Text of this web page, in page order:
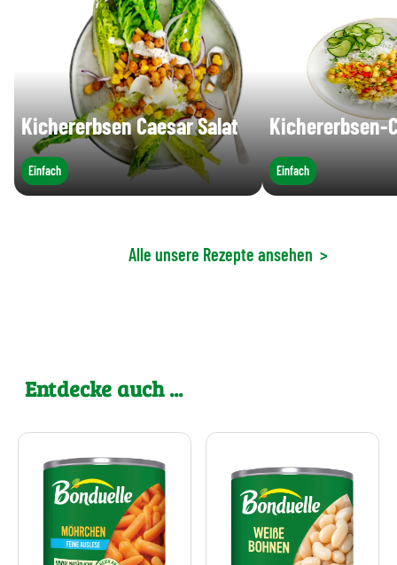
Kichererbsen Caesar Salat
Einfach
Kichererbsen-
Einfach
Alle unsere Rezepte ansehen >
Entdecke auch ...